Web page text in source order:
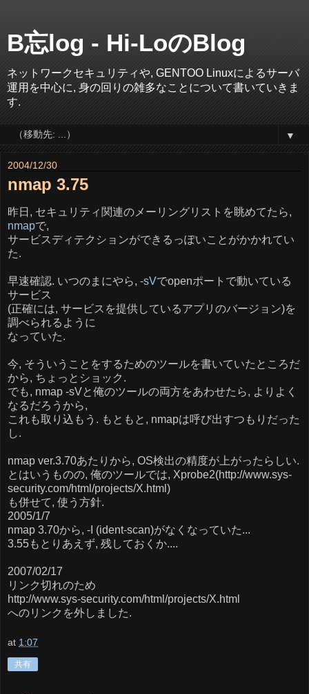
B忘log - Hi-LoのBlog
ネットワークセキュリティや, GENTOO Linuxによるサーバ
運用を中心に, 身の回りの雑多なことについて書いていきま
す.
▼
2004/12/30
nmap 3.75
昨日, セキュリティ関連のメーリングリストを眺めてたら,
nmapで,
サービスディテクションができるっぽいことがかかれてい
た.
早速確認. いつのまにやら, -sVでopenポートで動いている
サービス
(正確には, サービスを提供しているアプリのバージョン)を
調べられるように
なっていた.
今, そういうことをするためのツールを書いていたところだ
から, ちょっとショック.
でも, nmap -sVと俺のツールの両方をあわせたら, よりよく
なるだろうから,
これも取り込もう. もともと, nmapは呼び出すつもりだった
し.
nmap ver.3.70あたりから, OS検出の精度が上がったらしい.
とはいうものの, 俺のツールでは, Xprobe2(http://www.sys-
security.com/html/projects/X.html)
も併せて, 使う方針.
2005/1/7
nmap 3.70から, -I (ident-scan)がなくなっていた...
3.55もとりあえず, 残しておくか....
2007/02/17
リンク切れのため
http://www.sys-security.com/html/projects/X.html
へのリンクを外しました.
at 1:07
共有